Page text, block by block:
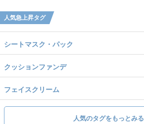
人気急上昇タグ
シートマスク・パック
クッションファンデ
フェイスクリーム
人気のタグをもっとみる